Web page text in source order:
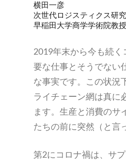
横田一彦
次世代ロジスティクス研
早稲田大学商学学術院教授
2019年末から今も続
要な仕事とそうでない
な事実です。この状況
ライチェーン網は真に
ます。生産と消費のサ
たちの前に突然（と言
第2にコロナ禍は、サ